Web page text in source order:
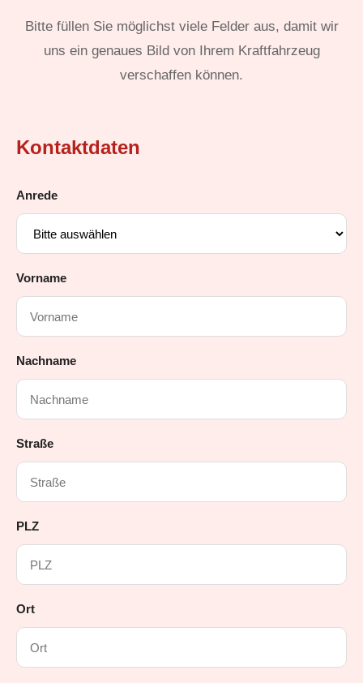
Bitte füllen Sie möglichst viele Felder aus, damit wir
uns ein genaues Bild von Ihrem Kraftfahrzeug
verschaffen können.
Kontaktdaten
Anrede
Vorname
Nachname
Straße
PLZ
Ort